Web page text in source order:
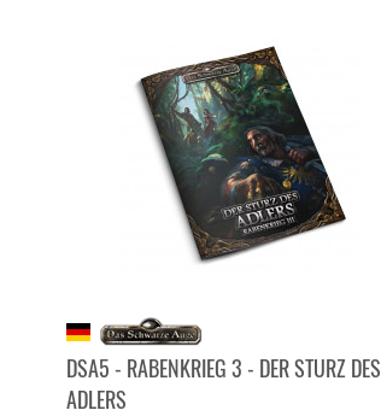
DSA5 - RABENKRIEG 3 - DER STURZ DES
ADLERS